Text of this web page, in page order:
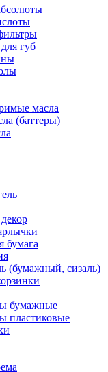
губ
масла
(баттеры)
бумага
(бумажный, сизаль)
бумажные
пластиковые